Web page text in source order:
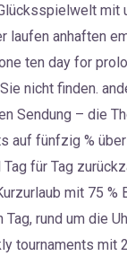
anhaften
ten day for
nicht finden.
Sendung – die
fünfzig %
für Tag
mit 75
rund um die
tournaments